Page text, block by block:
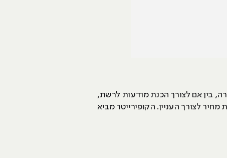
בין אם לצורך הכנת מודעות לרשת,
לצורך העניין. הקופירייטר מביא